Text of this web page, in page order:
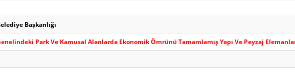
Başkanlığı
Park Ve Kamusal Alanlarda Ekonomik Ömrünü Tamamlamış Yapı Ve Peyzaj